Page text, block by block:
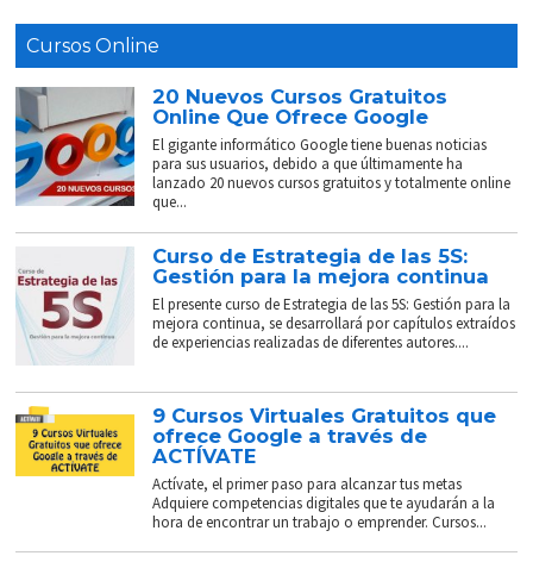
Cursos Online
20 Nuevos Cursos Gratuitos
Online Que Ofrece Google
El gigante informático Google tiene buenas noticias
para sus usuarios, debido a que últimamente ha
lanzado 20 nuevos cursos gratuitos y totalmente online
que...
Curso de Estrategia de las 5S:
Gestión para la mejora continua
El presente curso de Estrategia de las 5S: Gestión para la
mejora continua, se desarrollará por capítulos extraídos
de experiencias realizadas de diferentes autores....
9 Cursos Virtuales Gratuitos que
ofrece Google a través de
ACTÍVATE
Actívate, el primer paso para alcanzar tus metas
Adquiere competencias digitales que te ayudarán a la
hora de encontrar un trabajo o emprender. Cursos...